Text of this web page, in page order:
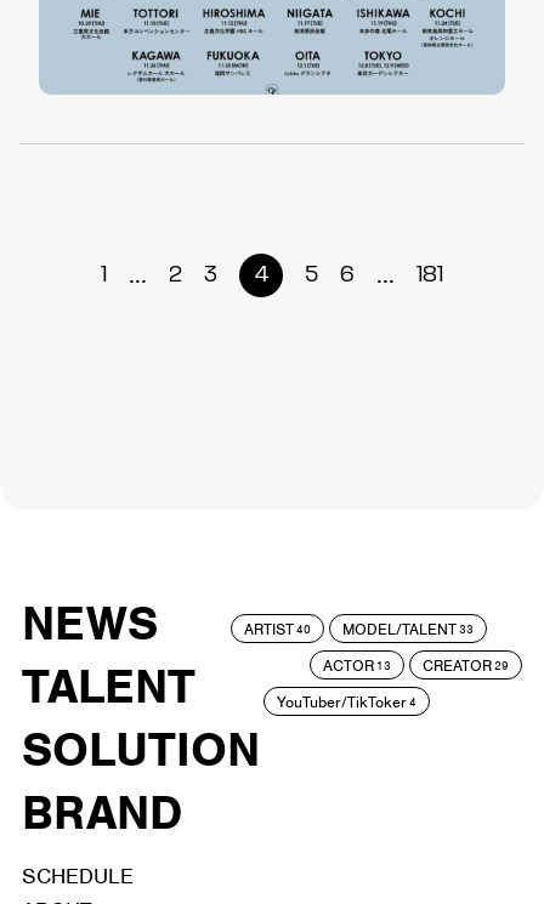
1 ... 2 3 4 5 6 ... 181
NEWS
TALENT
SOLUTION
BRAND
ARTIST40 MODEL/TALENT33
ACTOR 13 CREATOR29
YouTuber/TikToker4
SCHEDULE